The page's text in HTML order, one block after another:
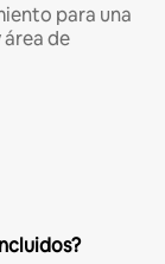
para una
de